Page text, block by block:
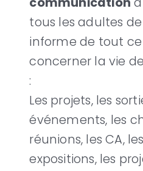
tous les adultes de
informe de tout
concerner la vie
:
Les projets, les
événements, les
réunions, les CA,
expositions, les